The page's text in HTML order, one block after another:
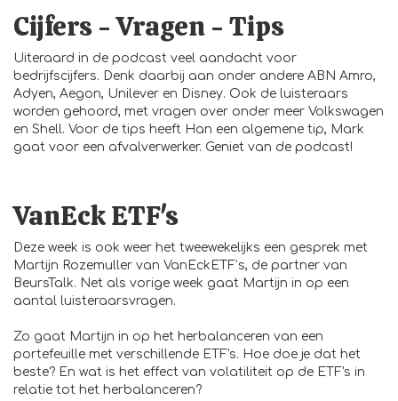
Cijfers - Vragen - Tips
Uiteraard in de podcast veel aandacht voor
bedrijfscijfers. Denk daarbij aan onder andere ABN Amro,
Adyen, Aegon, Unilever en Disney. Ook de luisteraars
worden gehoord, met vragen over onder meer Volkswagen
en Shell. Voor de tips heeft Han een algemene tip, Mark
gaat voor een afvalverwerker. Geniet van de podcast!
VanEck ETF's
Deze week is ook weer het tweewekelijks een gesprek met
Martijn Rozemuller van VanEckETF’s, de partner van
BeursTalk. Net als vorige week gaat Martijn in op een
aantal luisteraarsvragen.
Zo gaat Martijn in op het herbalanceren van een
portefeuille met verschillende ETF's. Hoe doe je dat het
beste? En wat is het effect van volatiliteit op de ETF's in
relatie tot het herbalanceren?